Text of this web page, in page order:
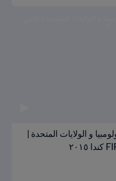
لويد '٦٥ | كولومبيا و الولايات المتحدة |